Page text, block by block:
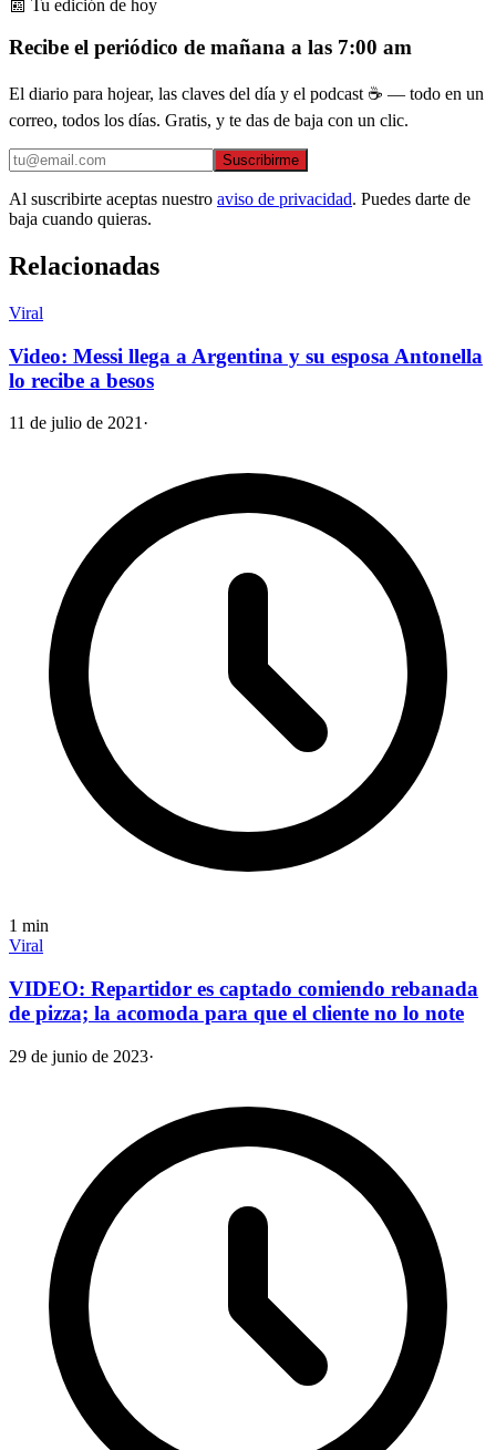
📰 Tu edición de hoy
Recibe el periódico de mañana a las 7:00 am
El diario para hojear, las claves del día y el podcast ☕ — todo en un
correo, todos los días. Gratis, y te das de baja con un clic.
Suscribirme
Al suscribirte aceptas nuestro aviso de privacidad. Puedes darte de
baja cuando quieras.
Relacionadas
Viral
Video: Messi llega a Argentina y su esposa Antonella
lo recibe a besos
11 de julio de 2021 ·
1 min
Viral
VIDEO: Repartidor es captado comiendo rebanada
de pizza; la acomoda para que el cliente no lo note
29 de junio de 2023·